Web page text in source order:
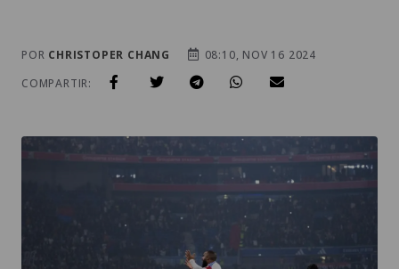
POR CHRISTOPER CHANG
08:10, NOV 16 2024
COMPARTIR: